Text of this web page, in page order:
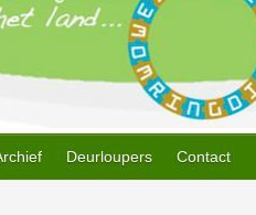
Deurloupers Contact